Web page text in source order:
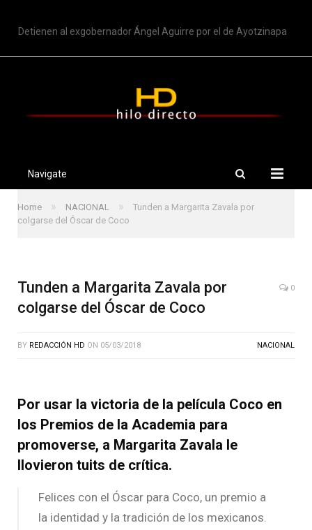
Detienen al exgobernador Ángel Aguirre por el de Ayotzinapa
Navigate
Home » NACIONAL »
Tunden a Margarita Zavala por
colgarse del Óscar de Coco
Tunden a Margarita Zavala por
colgarse del Óscar de Coco
0
BY REDACCIÓN HD ON 05/03/2018 NACIONAL
Por usar la victoria de la película Coco en
los Premios de la Academia para
promoverse, a Margarita Zavala le
llovieron tuits de crítica.
Felices con el Óscar para Coco, un premio a
la identidad y la tradición de los mexicanos.